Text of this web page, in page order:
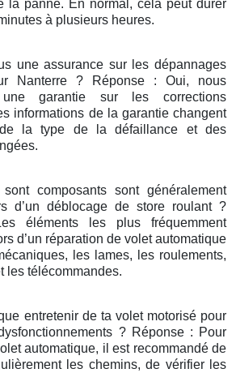
la panne. En normal, cela peut durer
à plusieurs heures.
une assurance sur les dépannages
Nanterre ? Réponse : Oui, nous
une garantie sur les corrections
informations de la garantie changent
la type de la défaillance et des
sont composants sont généralement
d’un déblocage de store roulant ?
éléments les plus fréquemment
d’un réparation de volet automatique
les lames, les roulements,
les télécommandes.
entretenir de ta volet motorisé pour
? Réponse : Pour
automatique, il est recommandé de
les chemins, de vérifier les